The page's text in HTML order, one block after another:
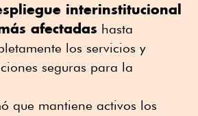
interinstitucional
afectadas hasta
los servicios y
seguras para la
que mantiene activos los